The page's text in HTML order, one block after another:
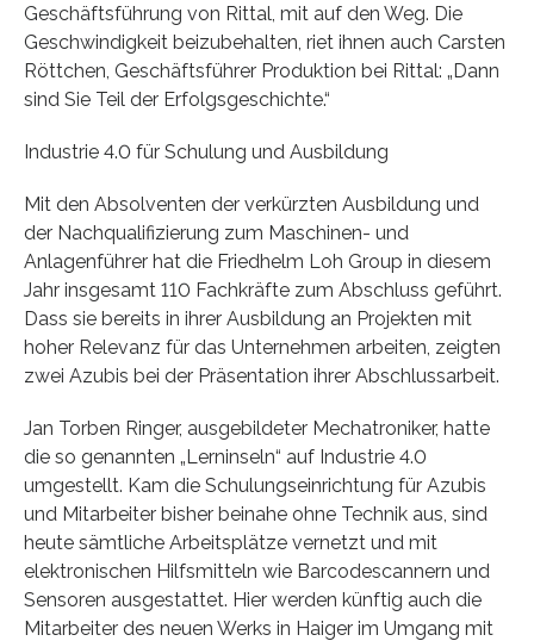
Geschäftsführung von Rittal, mit auf den Weg. Die
Geschwindigkeit beizubehalten, riet ihnen auch Carsten
Röttchen, Geschäftsführer Produktion bei Rittal: „Dann
sind Sie Teil der Erfolgsgeschichte.“
Industrie 4.0 für Schulung und Ausbildung
Mit den Absolventen der verkürzten Ausbildung und
der Nachqualifizierung zum Maschinen- und
Anlagenführer hat die Friedhelm Loh Group in diesem
Jahr insgesamt 110 Fachkräfte zum Abschluss geführt.
Dass sie bereits in ihrer Ausbildung an Projekten mit
hoher Relevanz für das Unternehmen arbeiten, zeigten
zwei Azubis bei der Präsentation ihrer Abschlussarbeit.
Jan Torben Ringer, ausgebildeter Mechatroniker, hatte
die so genannten „Lerninseln“ auf Industrie 4.0
umgestellt. Kam die Schulungseinrichtung für Azubis
und Mitarbeiter bisher beinahe ohne Technik aus, sind
heute sämtliche Arbeitsplätze vernetzt und mit
elektronischen Hilfsmitteln wie Barcodescannern und
Sensoren ausgestattet. Hier werden künftig auch die
Mitarbeiter des neuen Werks in Haiger im Umgang mit